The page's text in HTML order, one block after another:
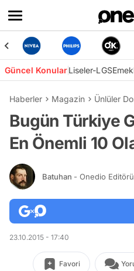
Güncel KonularLiseler-LGS
Haberler Magazin Ünlüler
Bugün Türkiye
En Önemli 10
Batuhan - Onedio Editörü
23.10.2015 - 17:40
Favori